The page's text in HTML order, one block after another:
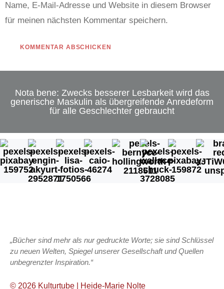
Name, E-Mail-Adresse und Website in diesem Browser
für meinen nächsten Kommentar speichern.
Alternative:
Nota bene: Zwecks besserer Lesbarkeit wird das
generische Maskulin als übergreifende Anredeform
für alle Geschlechter gebraucht
„Bücher sind mehr als nur gedruckte Worte; sie sind Schlüssel
zu neuen Welten, Spiegel unserer Gesellschaft und Quellen
unbegrenzter Inspiration.“
© 2026 Kulturtube | Heide-Marie Nolte